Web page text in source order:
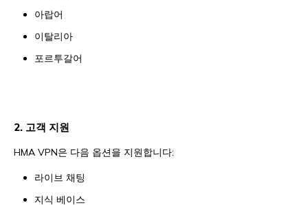
아랍어
이탈리아
포르투갈어
2. 고객 지원
HMA VPN은 다음 옵션을 지원합니다:
라이브 채팅
지식 베이스